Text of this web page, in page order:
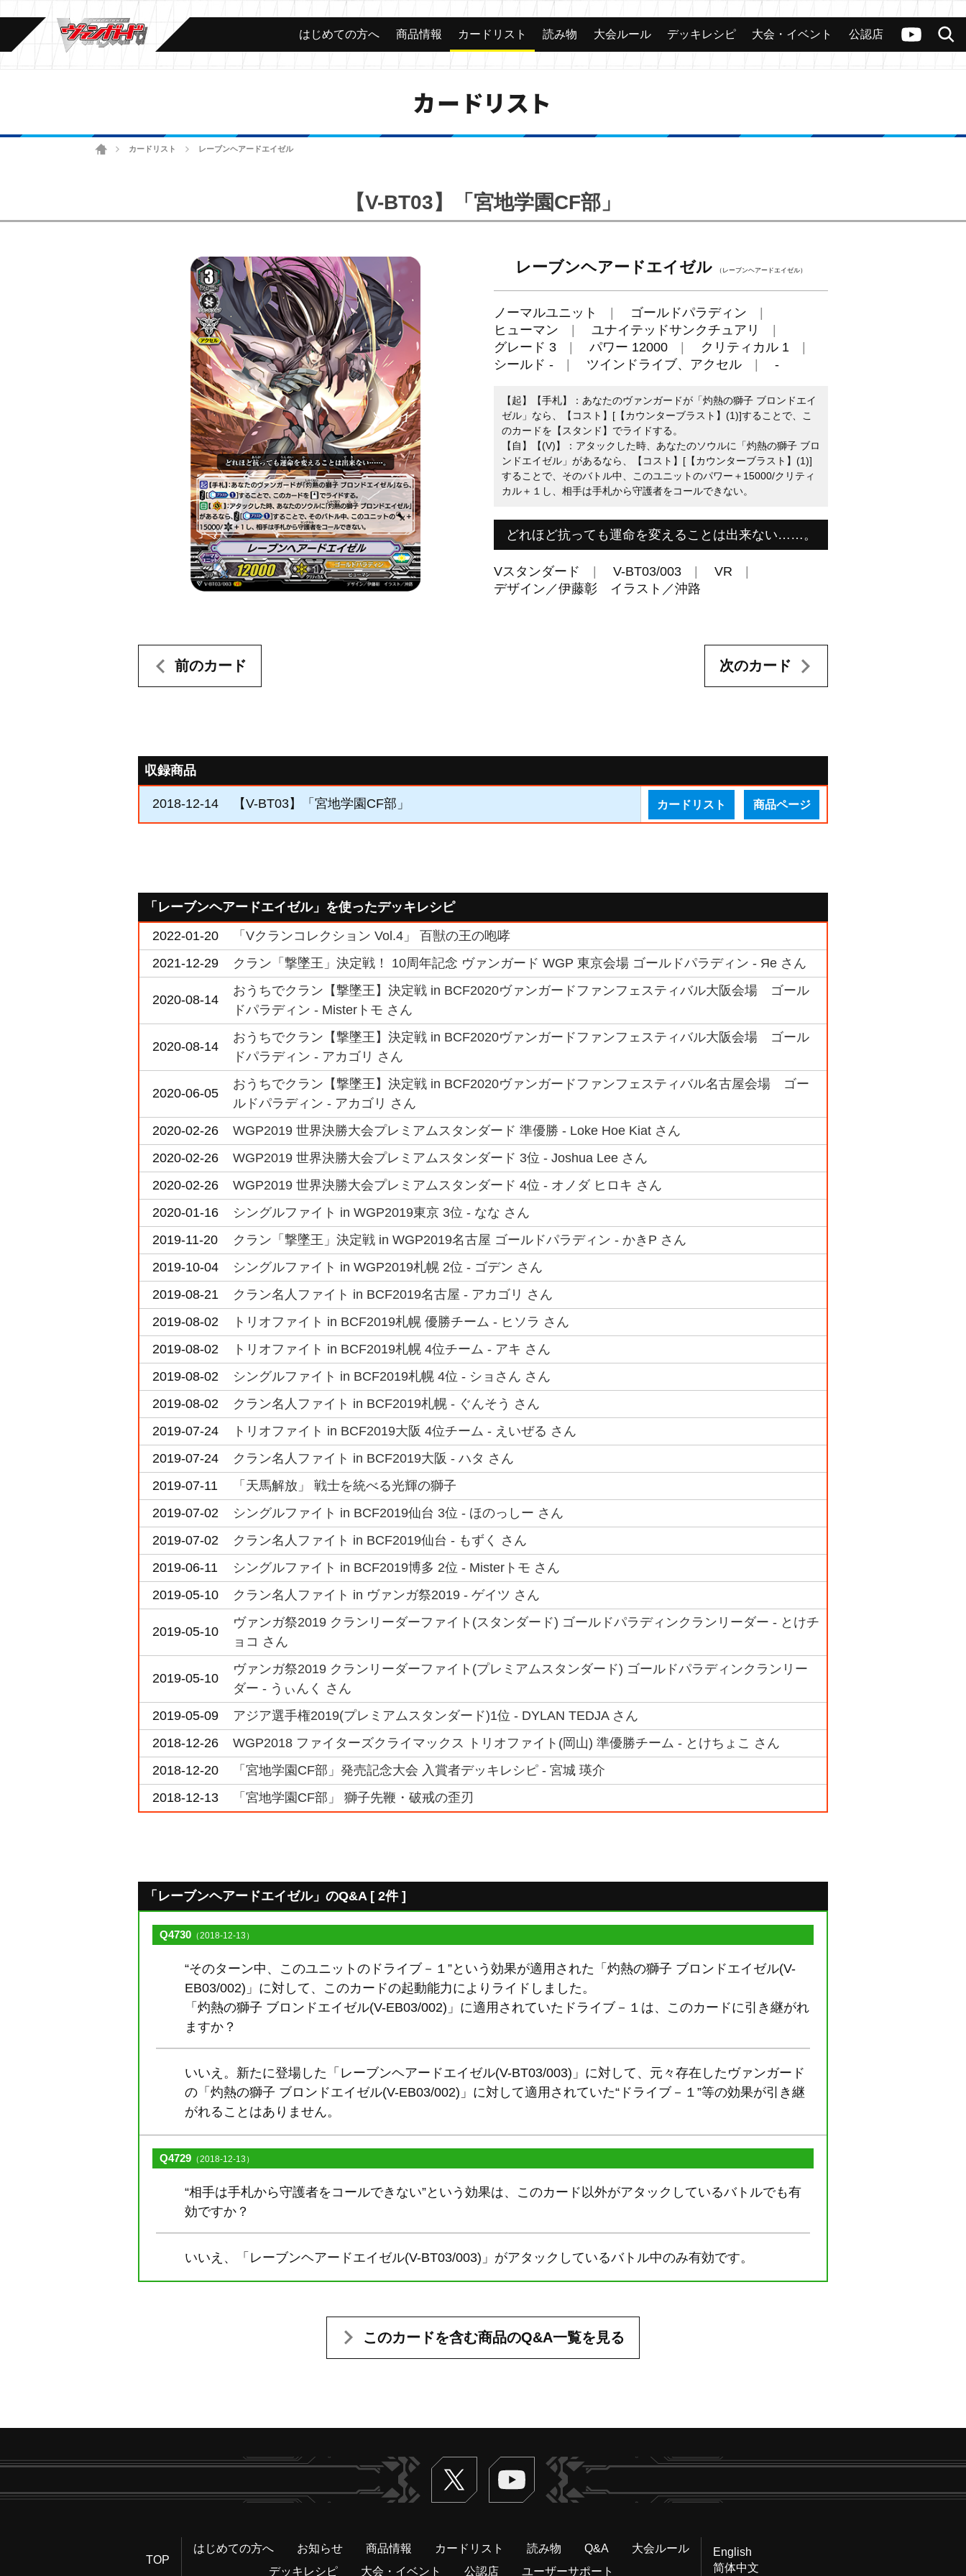
ヴァンガードch
検索
カード 大会 公認店舗 その他
はじめての方へ 商品情報 カードリスト 読み物 大会ルール デッキレシピ 大会・イベント 公認店
カードリスト
ホームカードリスト レーブンヘアードエイゼル
【V-BT03】「宮地学園CF部」
レーブンヘアードエイゼル （レーブンヘアードエイゼル）
ノーマルユニット
ゴールドパラディン
ヒューマン
ユナイテッドサンクチュアリ
グレード 3
パワー 12000
クリティカル 1
シールド -
ツインドライブ、アクセル -
【起】【手札】：あなたのヴァンガードが「灼熱の獅子 ブロンドエイ
ゼル」なら、【コスト】[【カウンターブラスト】(1)]することで、こ
のカードを【スタンド】でライドする。
【自】【(V)】：アタックした時、あなたのソウルに「灼熱の獅子 ブロ
ンドエイゼル」があるなら、【コスト】[【カウンターブラスト】(1)]
することで、そのバトル中、このユニットのパワー＋15000/クリティ
カル＋１し、相手は手札から守護者をコールできない。
どれほど抗っても運命を変えることは出来ない……。
Vスタンダード V-BT03/003
VR
デザイン／伊藤彰 イラスト／沖路
前のカード 次のカード
収録商品
2018-12-14 【V-BT03】「宮地学園CF部」 カードリスト 商品ページ
「レーブンヘアードエイゼル」を使ったデッキレシピ
2022-01-20
「Vクランコレクション Vol.4」 百獣の王の咆哮
2021-12-29
クラン「撃墜王」決定戦！ 10周年記念 ヴァンガード WGP 東京会場 ゴールドパラディン - Яe さん
2020-08-14
おうちでクラン【撃墜王】決定戦 in BCF2020ヴァンガードファンフェスティバル大阪会場 ゴール
ドパラディン - Misterトモ さん
2020-08-14
おうちでクラン【撃墜王】決定戦 in BCF2020ヴァンガードファンフェスティバル大阪会場 ゴール
ドパラディン - アカゴリ さん
2020-06-05
おうちでクラン【撃墜王】決定戦 in BCF2020ヴァンガードファンフェスティバル名古屋会場 ゴー
ルドパラディン - アカゴリ さん
2020-02-26
WGP2019 世界決勝大会プレミアムスタンダード 準優勝 - Loke Hoe Kiat さん
2020-02-26
WGP2019 世界決勝大会プレミアムスタンダード 3位 - Joshua Lee さん
2020-02-26
WGP2019 世界決勝大会プレミアムスタンダード 4位 - オノダ ヒロキ さん
2020-01-16
シングルファイト in WGP2019東京 3位 - なな さん
2019-11-20
クラン「撃墜王」決定戦 in WGP2019名古屋 ゴールドパラディン - かきP さん
2019-10-04
シングルファイト in WGP2019札幌 2位 - ゴデン さん
2019-08-21
クラン名人ファイト in BCF2019名古屋 - アカゴリ さん
2019-08-02
トリオファイト in BCF2019札幌 優勝チーム - ヒソラ さん
2019-08-02
トリオファイト in BCF2019札幌 4位チーム - アキ さん
2019-08-02
シングルファイト in BCF2019札幌 4位 - ショさん さん
2019-08-02
クラン名人ファイト in BCF2019札幌 - ぐんそう さん
2019-07-24
トリオファイト in BCF2019大阪 4位チーム - えいぜる さん
2019-07-24
クラン名人ファイト in BCF2019大阪 - ハタ さん
2019-07-11
「天馬解放」 戦士を統べる光輝の獅子
2019-07-02
シングルファイト in BCF2019仙台 3位 - ほのっしー さん
2019-07-02
クラン名人ファイト in BCF2019仙台 - もずく さん
2019-06-11
シングルファイト in BCF2019博多 2位 - Misterトモ さん
2019-05-10
クラン名人ファイト in ヴァンガ祭2019 - ゲイツ さん
2019-05-10
ヴァンガ祭2019 クランリーダーファイト(スタンダード) ゴールドパラディンクランリーダー - とけチ
ョコ さん
2019-05-10
ヴァンガ祭2019 クランリーダーファイト(プレミアムスタンダード) ゴールドパラディンクランリー
ダー - うぃんく さん
2019-05-09
アジア選手権2019(プレミアムスタンダード)1位 - DYLAN TEDJA さん
2018-12-26
WGP2018 ファイターズクライマックス トリオファイト(岡山) 準優勝チーム - とけちょこ さん
2018-12-20
「宮地学園CF部」発売記念大会 入賞者デッキレシピ - 宮城 瑛介
2018-12-13
「宮地学園CF部」 獅子先鞭・破戒の歪刃
「レーブンヘアードエイゼル」のQ&A [ 2件 ]
Q4730 （2018-12-13）
“そのターン中、このユニットのドライブ－１”という効果が適用された「灼熱の獅子 ブロンドエイゼル(V-
EB03/002)」に対して、このカードの起動能力によりライドしました。
「灼熱の獅子 ブロンドエイゼル(V-EB03/002)」に適用されていたドライブ－１は、このカードに引き継がれ
ますか？
いいえ。新たに登場した「レーブンヘアードエイゼル(V-BT03/003)」に対して、元々存在したヴァンガード
の「灼熱の獅子 ブロンドエイゼル(V-EB03/002)」に対して適用されていた“ドライブ－１”等の効果が引き継
がれることはありません。
Q4729 （2018-12-13）
“相手は手札から守護者をコールできない”という効果は、このカード以外がアタックしているバトルでも有
効ですか？
いいえ、「レーブンヘアードエイゼル(V-BT03/003)」がアタックしているバトル中のみ有効です。
このカードを含む商品のQ&A一覧を見る
Twitter ヴァンガードch
TOP
はじめての方へ お知らせ 商品情報 カードリスト 読み物 Q&A
大会ルール
デッキレシピ
大会・イベント 公認店 ユーザーサポート
English
简体中文